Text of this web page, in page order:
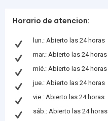
Horario de atencion:
lun.: Abierto las 24 horas
mar.: Abierto las 24 horas
mié.: Abierto las 24 horas
jue.: Abierto las 24 horas
vie.: Abierto las 24 horas
sáb.: Abierto las 24 horas